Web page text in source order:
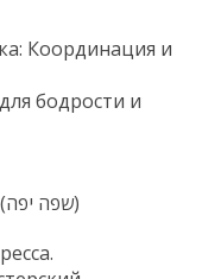
Координация и
бодрости и
13:30 — 🗣 Разговорный иврит (שפה יפה)